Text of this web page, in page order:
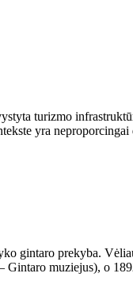
turizmo
yra
gintaro prekyba.
Gintaro muziejus), o